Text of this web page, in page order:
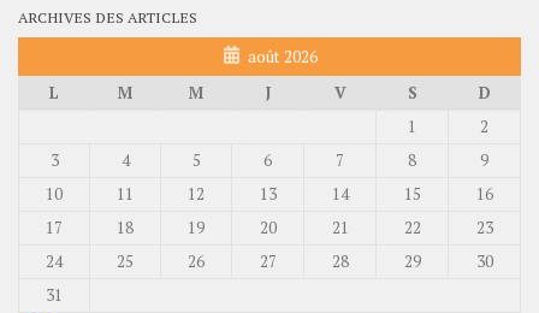
ARCHIVES DES ARTICLES
août 2026
L
M M J V S
D
1
2
3
4 5 6 7 8
9
10
11 12 13 14 15
16
17
18 19 20 21 22
23
24
25 26 27 28 29
30
31